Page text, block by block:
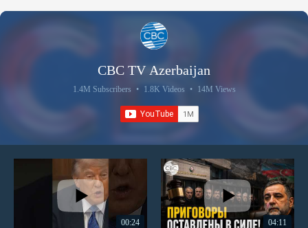
CBC TV Azerbaijan
1.4M Subscribers • 1.8K Videos • 14M Views
00:24 04:11